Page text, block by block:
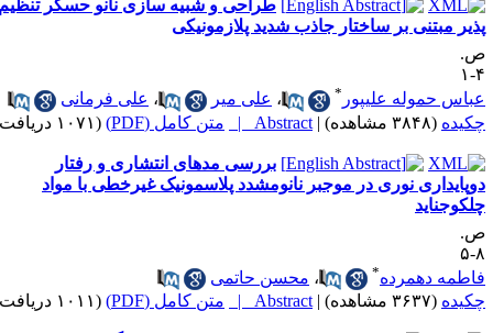
طراحی و شبیه سازی نانو حسگر تنظیم
مبتنی بر ساختار جاذب شدید پلازمونیکی
حموله علیپور
،علی میر ،علی فرمانی
(۳۸۴۸ مشاهده) |
Abstract | متن کامل (PDF) (۱۰۷۱ دریافت)
بررسی مدهای انتشاری و رفتار
نوری در موجبر نانومشدد پلاسمونیک غیرخطی با مواد
دهمرده
،محسن حاتمی
(۳۶۳۷ مشاهده) |
Abstract | متن کامل (PDF) (۱۰۱۱ دریافت)